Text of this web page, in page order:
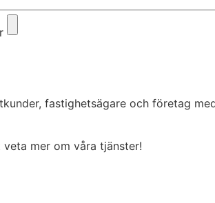
fastighetsägare och företag
mer om våra tjänster!